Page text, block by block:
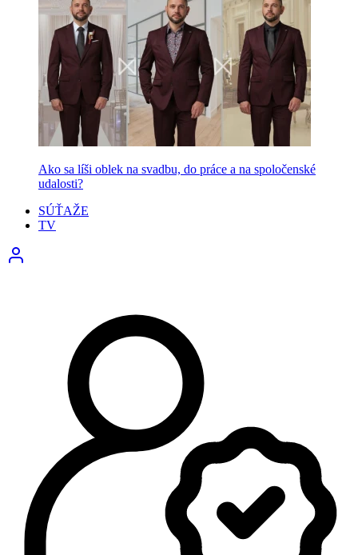
Ako sa líši oblek na svadbu, do práce a na spoločenské
udalosti?
SÚŤAŽE
TV